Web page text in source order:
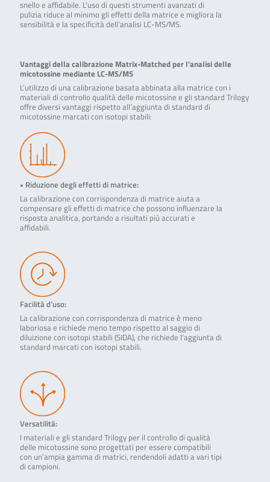
snello e affidabile. L’uso di questi strumenti avanzati di
pulizia riduce al minimo gli effetti della matrice e migliora la
sensibilità e la specificità dell’analisi LC-MS/MS.
Vantaggi della calibrazione Matrix-Matched per l’analisi delle
micotossine mediante LC-MS/MS
L’utilizzo di una calibrazione basata abbinata alla matrice con i
materiali di controllo qualità delle micotossine e gli standard Trilogy
offre diversi vantaggi rispetto all’aggiunta di standard di
micotossine marcati con isotopi stabili:
• Riduzione degli effetti di matrice:
La calibrazione con corrispondenza di matrice aiuta a
compensare gli effetti di matrice che possono influenzare la
risposta analitica, portando a risultati più accurati e
affidabili.
Facilità d’uso:
La calibrazione con corrispondenza di matrice è meno
laboriosa e richiede meno tempo rispetto al saggio di
diluizione con isotopi stabili (SIDA), che richiede l’aggiunta di
standard marcati con isotopi stabili.
Versatilità:
I materiali e gli standard Trilogy per il controllo di qualità
delle micotossine sono progettati per essere compatibili
con un’ampia gamma di matrici, rendendoli adatti a vari tipi
di campioni.